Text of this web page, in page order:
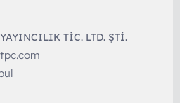
TİC. LTD. ŞTİ.